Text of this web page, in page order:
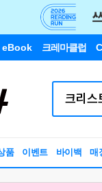
eBook 크레마클럽
품 이벤트 바이백 매